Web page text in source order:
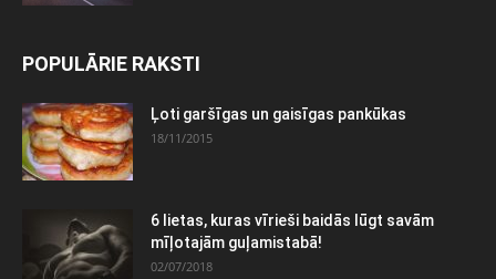
POPULĀRIE RAKSTI
Ļoti garšīgas un gaisīgas pankūkas
18/11/2015
6 lietas, kuras vīrieši baidās lūgt savām
mīļotajām guļamistabā!
02/07/2018